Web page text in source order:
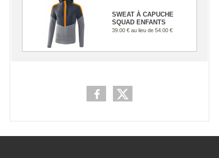
SWEAT À CAPUCHE
SQUAD ENFANTS
39.00 € au lieu de 54.00 €